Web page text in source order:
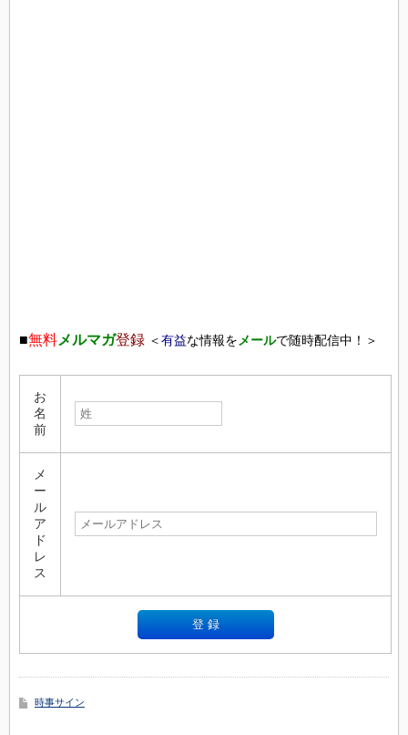
■無料メルマガ登録 ＜有益な情報を メールで随時配信中！＞
お
名
前
メ
ー
ル
ア
ド
レ
ス
時事サイン